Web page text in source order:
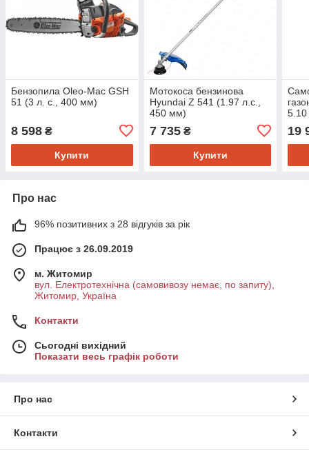
Бензопила Oleo-Mac GSH
51 (3 л. с., 400 мм)
8 598 ₴
Купити
Мотокоса бензинова
Hyundai Z 541 (1.97 л.с.,
450 мм)
7 735₴
Купити
5.10
19
Про нас
96% позитивних з 28 відгуків за рік
Працює з 26.09.2019
м. Житомир
вул. Електротехнічна (самовивозу немає, по запиту),
Житомир, Україна
Контакти
Сьогодні вихідний
Показати весь графік роботи
Про нас
Контакти